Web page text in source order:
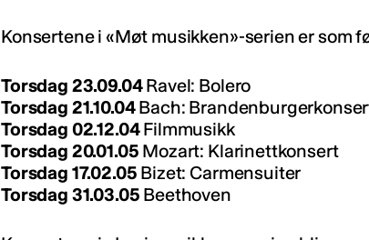
Konsertene i «Møt musikken»-serien er som
Torsdag 23.09.04Ravel: Bolero
Torsdag 21.10.04Bach:
Torsdag 02.12.04Filmmusikk
Torsdag 20.01.05 Mozart: Klarinettkonsert
Torsdag 17.02.05 Bizet: Carmensuiter
Torsdag 31.03.05 Beethoven